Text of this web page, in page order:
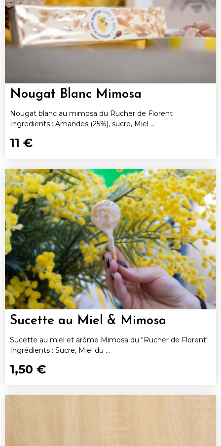
Nougat Blanc Mimosa
Nougat blanc au mimosa du Rucher de Florent
Ingredients : Amandes (25%), sucre, Miel ...
11 €
Sucette au Miel & Mimosa
Sucette au miel et arôme Mimosa du "Rucher de Florent"
Ingrédients : Sucre, Miel du ...
1,50 €